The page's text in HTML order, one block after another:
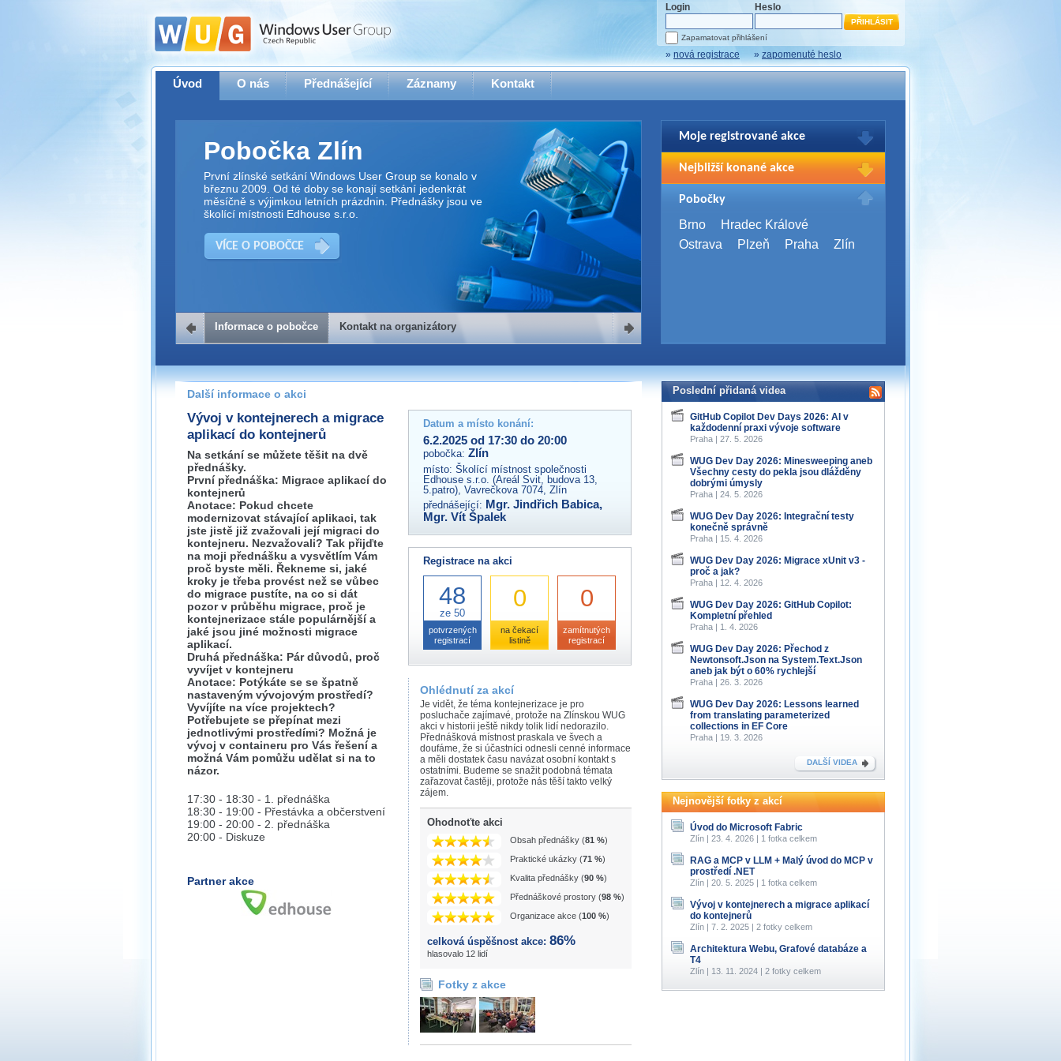
Login Heslo
Zapamatovat přihlášení
» nová registrace » zapomenuté heslo
Úvod O nás Přednášející Záznamy Kontakt
Pobočka Zlín
První zlínské setkání Windows User Group se konalo v
březnu 2009. Od té doby se konají setkání jedenkrát
měsíčně s výjimkou letních prázdnin. Přednášky jsou ve
školící místnosti Edhouse s.r.o.
VÍCE O POBOČCE
Kontakt na organizátory
Pokud máte jakýkoliv dotaz na organizátory této akce,
prosím neváhejte nás kontaktovat na e-mailu:
zlin@wug.cz
Informace o pobočce Kontakt na organizátory
Moje registrované akce
Pro zobrazení Vašich registrací na akce
se prosím přihlašte.
Nejbližší konané akce
WUG Days 2026
4. 9. 2026,Brno
SQL Server Bootcamp 2026
Pobočky
Brno
Hradec Králové
Ostrava
Plzeň Praha Zlín
Další informace o akci
Vývoj v kontejnerech a migrace
aplikací do kontejnerů
Na setkání se můžete těšit na dvě
přednášky.
První přednáška: Migrace aplikací do
kontejnerů
Anotace: Pokud chcete
modernizovat stávající aplikaci, tak
jste jistě již zvažovali její migraci do
kontejneru. Nezvažovali? Tak přijďte
na moji přednášku a vysvětlím Vám
proč byste měli. Řekneme si, jaké
kroky je třeba provést než se vůbec
do migrace pustíte, na co si dát
pozor v průběhu migrace, proč je
kontejnerizace stále populárnější a
jaké jsou jiné možnosti migrace
aplikací.
Druhá přednáška: Pár důvodů, proč
vyvíjet v kontejneru
Anotace: Potýkáte se se špatně
nastaveným vývojovým prostředí?
Vyvíjíte na více projektech?
Potřebujete se přepínat mezi
jednotlivými prostředími? Možná je
vývoj v containeru pro Vás řešení a
možná Vám pomůžu udělat si na to
názor.
17:30 - 18:30 - 1. přednáška
18:30 - 19:00 - Přestávka a občerstvení
19:00 - 20:00 - 2. přednáška
20:00 - Diskuze
Partner akce
Datum a místo konání:
6.2.2025 od 17:30 do 20:00
pobočka: Zlín
místo: Školící místnost společnosti
Edhouse s.r.o. (Areál Svit, budova 13,
5.patro), Vavrečkova 7074, Zlín
přednášející: Mgr. Jindřich Babica,
Mgr. Vít Špalek
Registrace na akci
48
ze 50
potvrzených
registrací
0
na čekací
listině
0
zamítnutých
registrací
Ohlédnutí za akcí
Je vidět, že téma kontejnerizace je pro
posluchače zajímavé, protože na Zlínskou WUG
akci v historii ještě nikdy tolik lidí nedorazilo.
Přednášková místnost praskala ve švech a
doufáme, že si účastníci odnesli cenné informace
a měli dostatek času navázat osobní kontakt s
ostatními. Budeme se snažit podobná témata
zařazovat častěji, protože nás těší takto velký
zájem.
Ohodnoťte akci
Obsah přednášky (81 %)
Praktické ukázky (71 %)
Kvalita přednášky (90 %)
Přednáškové prostory (98 %)
Organizace akce (100 %)
celková úspěšnost akce: 86%
hlasovalo 12 lidí
Fotky z akce
Poslední přidaná videa
GitHub Copilot Dev Days 2026: AI v
každodenní praxi vývoje software
Praha | 27. 5. 2026
WUG Dev Day 2026: Minesweeping aneb
Všechny cesty do pekla jsou dlážděny
dobrými úmysly
Praha | 24. 5. 2026
WUG Dev Day 2026: Integrační testy
konečně správně
Praha | 15. 4. 2026
WUG Dev Day 2026: Migrace xUnit v3 -
proč a jak?
Praha | 12. 4. 2026
WUG Dev Day 2026: GitHub Copilot:
Kompletní přehled
Praha | 1. 4. 2026
WUG Dev Day 2026: Přechod z
Newtonsoft.Json na System.Text.Json
aneb jak být o 60% rychlejší
Praha | 26. 3. 2026
WUG Dev Day 2026: Lessons learned
from translating parameterized
collections in EF Core
Praha | 19. 3. 2026
DALŠÍ VIDEA
Nejnovější fotky z akcí
Úvod do Microsoft Fabric
Zlín | 23. 4. 2026 | 1 fotka celkem
RAG a MCP v LLM + Malý úvod do MCP v
prostředí .NET
Zlín | 20. 5. 2025 | 1 fotka celkem
Vývoj v kontejnerech a migrace aplikací
do kontejnerů
Zlín | 7. 2. 2025 | 2 fotky celkem
Architektura Webu, Grafové databáze a
T4
Zlín | 13. 11. 2024 | 2 fotky celkem